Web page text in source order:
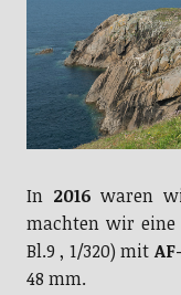
In 2016 waren
machten wir eine
Bl.9 , 1/320) mit
48 mm.